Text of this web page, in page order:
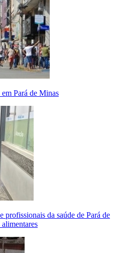
Pará de Minas
profissionais da saúde de Pará de